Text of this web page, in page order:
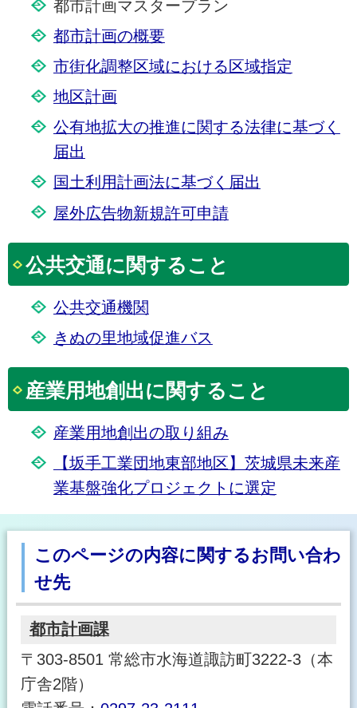
都市計画マスタープラン
都市計画の概要
市街化調整区域における区域指定
地区計画
公有地拡大の推進に関する法律に基づく
届出
国土利用計画法に基づく届出
屋外広告物新規許可申請
公共交通に関すること
公共交通機関
きぬの里地域促進バス
産業用地創出に関すること
産業用地創出の取り組み
【坂手工業団地東部地区】茨城県未来産
業基盤強化プロジェクトに選定
このページの内容に関するお問い合わ
せ先
都市計画課
〒303-8501 常総市水海道諏訪町3222-3（本
庁舎2階）